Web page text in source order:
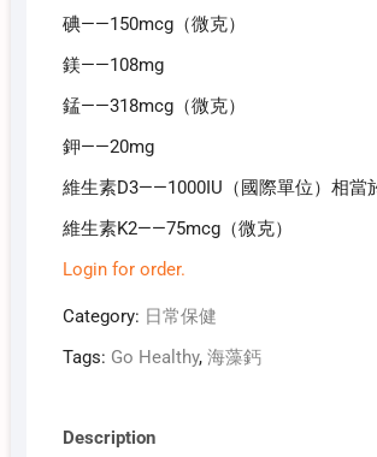
碘——150mcg（微克）
鎂——108mg
錳——318mcg（微克）
鉀——20mg
維生素D3——1000IU（國際單位）相當
維生素K2——75mcg（微克）
Login for order.
Category: 日常保健
Tags: Go Healthy, 海藻鈣
Description